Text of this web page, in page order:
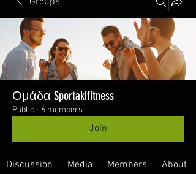
Ομάδα Sportakifitness
Public · 6 members
Join
Discussion Media Members About